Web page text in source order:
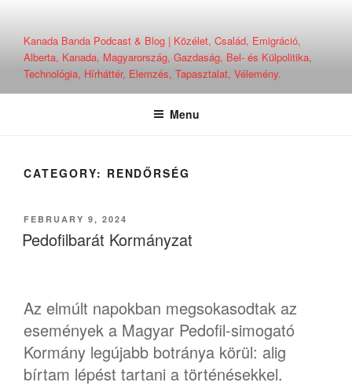
contentKanada Banda Podcast & Blog | Közélet, Család, Emigráció,
Alberta, Kanada, Magyarország, Gazdaság, Bel- és Külpolitika,
Technológia, Hírháttér, Elemzés, Tapasztalat, Vélemény.
Menu
CATEGORY: RENDŐRSÉG
POSTED
ON
FEBRUARY 9, 2024
Pedofilbarát Kormányzat
Az elmúlt napokban megsokasodtak az
események a Magyar Pedofil-simogató
Kormány legújabb botránya körül: alig
bírtam lépést tartani a történésekkel.